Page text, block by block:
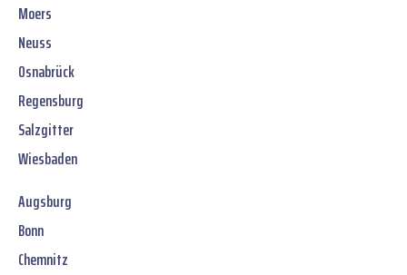
Moers
Neuss
Osnabrück
Regensburg
Salzgitter
Wiesbaden
Augsburg
Bonn
Chemnitz